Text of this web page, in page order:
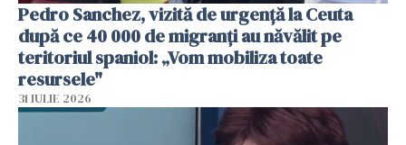
Pedro Sanchez, vizită de urgență la Ceuta
după ce 40 000 de migranți au năvălit pe
teritoriul spaniol: „Vom mobiliza toate
resursele"
31 IULIE 2026